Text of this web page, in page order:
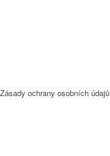
Zásady ochrany osobních údajů